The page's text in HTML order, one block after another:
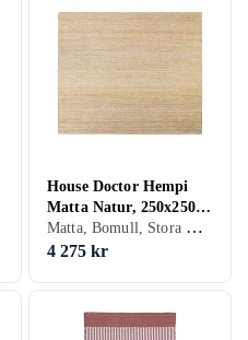
House Doctor Hempi
Matta Natur, 250x250
cm Natur Bomull
Matta, Bomull, Stora mattor
4 275 kr